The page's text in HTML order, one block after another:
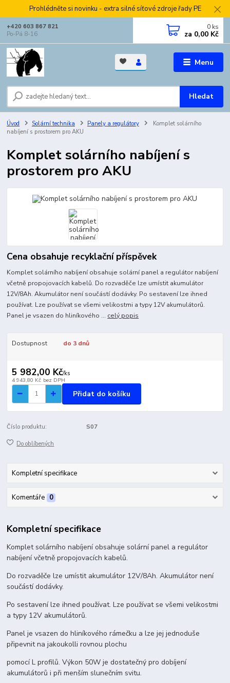
Prohlédněte si novinku - extra silné síťové zdroje řady PE
Menu
Hledat
+420 603 867 821
Po-Pá 8-16
0 ks
za 0,00 Kč
Úvod Solární technika Panely a regulátory
Komplet solárního
nabíjení s prostorem pro AKU
Komplet solárního nabíjení s
prostorem pro AKU
Cena obsahuje recyklační příspěvek
Komplet solárního nabíjení obsahuje solární panel a regulátor nabíjení
včetně propojovacích kabelů. Do rozvaděče lze umístit akumulátor
12V/8Ah. Akumulátor není součástí dodávky. Po sestavení lze ihned
používat. Lze používat se všemi velikostmi a typy 12V akumulátorů.
Panel je vsazen do hliníkového ... celý popis
Dostupnost do 3 dnů
5 982,00 Kč/ks
4 943,80 Kč bez DPH
Přidat do košíku
Číslo produktu: S07
Do oblíbených
Kompletní specifikace
Komentáře 0
Kompletní specifikace
Komplet solárního nabíjení obsahuje solární panel a regulátor
nabíjení včetně propojovacích kabelů.
Do rozvaděče lze umístit akumulátor 12V/8Ah. Akumulátor není
součástí dodávky.
Po sestavení lze ihned používat. Lze používat se všemi velikostmi
a typy 12V akumulátorů.
Panel je vsazen do hliníkového rámečku a lze jej jednoduše
připevnit na jakoukolli rovnou plochu
pomocí L profilů. Výkon 50W je dostatečný pro dobíjení
akumulátorů i při menším slunečním svitu.